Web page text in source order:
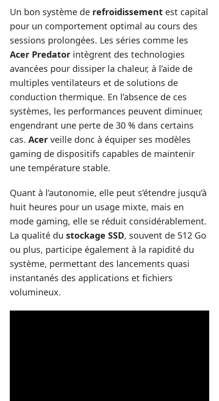
Un bon système de refroidissement est capital
pour un comportement optimal au cours des
sessions prolongées. Les séries comme les
Acer Predator intègrent des technologies
avancées pour dissiper la chaleur, à l’aide de
multiples ventilateurs et de solutions de
conduction thermique. En l’absence de ces
systèmes, les performances peuvent diminuer,
engendrant une perte de 30 % dans certains
cas. Acer veille donc à équiper ses modèles
gaming de dispositifs capables de maintenir
une température stable.
Quant à l’autonomie, elle peut s’étendre jusqu’à
huit heures pour un usage mixte, mais en
mode gaming, elle se réduit considérablement.
La qualité du stockage SSD, souvent de 512 Go
ou plus, participe également à la rapidité du
système, permettant des lancements quasi
instantanés des applications et fichiers
volumineux.